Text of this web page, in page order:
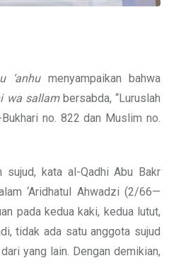
‘anhumenyampaikan bahwa
wa sallambersabda, “Luruslah
no. 822 dan Muslim no.
sujud, kata al-Qadhi Abu Bakr
‘Aridhatul Ahwadzi (2/66—
pada kedua kaki, kedua lutut,
tidak ada satu anggota sujud
yang lain. Dengan demikian,